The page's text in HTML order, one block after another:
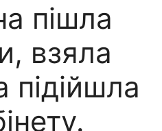
пішла
взяла
підійшла